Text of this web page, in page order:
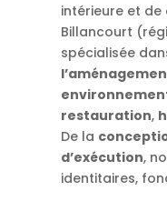
intérieure et
Billancourt
spécialisée
restauration,
De la
d’exécution,
identitaires,